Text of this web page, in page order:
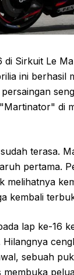
Sirkuit Le
ini
di
terasa.
pertama.
melihatnya
kembali
lap ke-16
sebuah
membuka